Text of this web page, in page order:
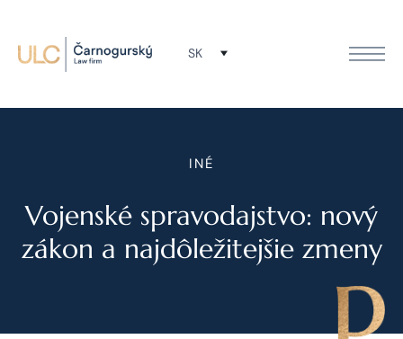
SK
INÉ
Vojenské spravodajstvo: nový
zákon a najdôležitejšie zmeny